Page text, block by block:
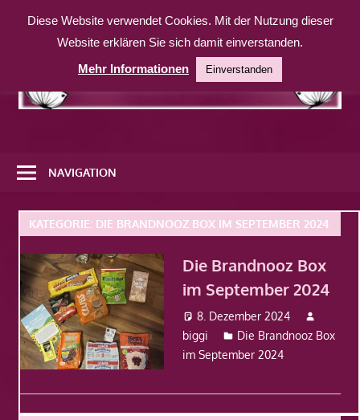
Inhalt
weitere
Website
NAVIGATION
KATEGORIE: DIE BRANDNOOZ BOX IM SEPTEMBER 2024
Die Brandnooz Box
im September 2024
8. Dezember 2024
biggi
Die Brandnooz Box
im September 2024
Diese Website verwendet Cookies. Mit der Nutzung dieser
Website erklären Sie sich damit einverstanden.
Mehr Informationen
Einverstanden